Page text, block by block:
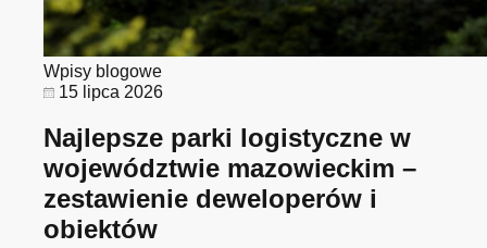
Wpisy blogowe
15 lipca 2026
Najlepsze parki logistyczne w
województwie mazowieckim –
zestawienie deweloperów i
obiektów